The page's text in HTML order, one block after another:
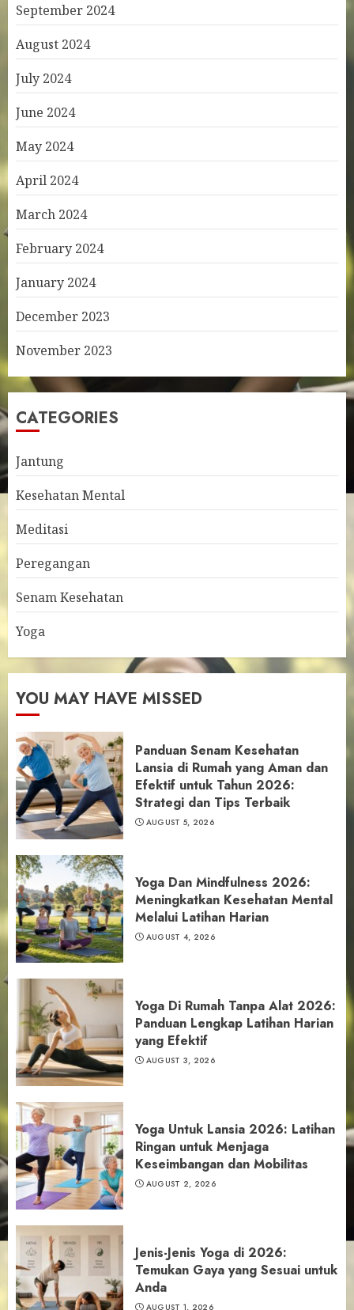
September 2024
August 2024
July 2024
June 2024
May 2024
April 2024
March 2024
February 2024
January 2024
December 2023
November 2023
CATEGORIES
Jantung
Kesehatan Mental
Meditasi
Peregangan
Senam Kesehatan
Yoga
YOU MAY HAVE MISSED
Panduan Senam Kesehatan
Lansia di Rumah yang Aman dan
Efektif untuk Tahun 2026:
Strategi dan Tips Terbaik
AUGUST 5, 2026
Yoga Dan Mindfulness 2026:
Meningkatkan Kesehatan Mental
Melalui Latihan Harian
AUGUST 4, 2026
Yoga Di Rumah Tanpa Alat 2026:
Panduan Lengkap Latihan Harian
yang Efektif
AUGUST 3, 2026
Yoga Untuk Lansia 2026: Latihan
Ringan untuk Menjaga
Keseimbangan dan Mobilitas
AUGUST 2, 2026
Jenis-Jenis Yoga di 2026:
Temukan Gaya yang Sesuai untuk
Anda
AUGUST 1, 2026